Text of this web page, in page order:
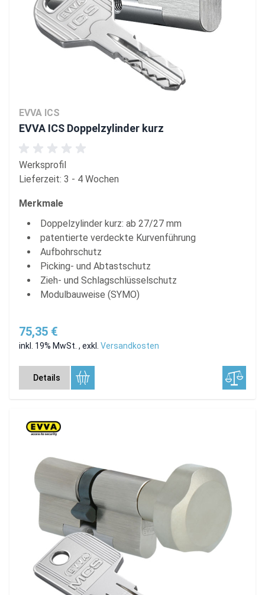
EVVA ICS
EVVA ICS Doppelzylinder kurz
Werksprofil
Lieferzeit: 3 - 4 Wochen
Merkmale
Doppelzylinder kurz: ab 27/27 mm
patentierte verdeckte Kurvenführung
Aufbohrschutz
Picking- und Abtastschutz
Zieh- und Schlagschlüsselschutz
Modulbauweise (SYMO)
75,35 €
inkl. 19% MwSt. , exkl. Versandkosten
Details